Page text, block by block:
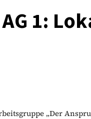
1:
„Der